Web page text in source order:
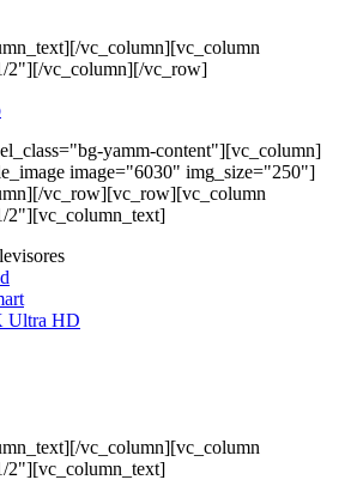
vc_column][vc_column
2"][/vc_column][/vc_row]
yamm-content"][vc_column]
image="6030" img_size="250"]
vc_row][vc_row][vc_column
2"][vc_column_text]
Ultra HD
vc_column][vc_column
2"][vc_column_text]